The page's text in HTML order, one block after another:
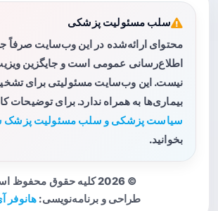
سلب مسئولیت پزشکی
محتوای ارائه‌شده در این وب‌سایت صرفاً
اطلاع‌رسانی عمومی است و جایگزین
نیست. این وب‌سایت مسئولیتی برای
بیماری‌ها به همراه ندارد. برای توضیحات
سیاست پزشکی و سلب مسئولیت پزشک
بخوانید.
© 2026 کلیه حقوق محفوظ است.
طراحی و برنامه‌نویسی: هانوفر